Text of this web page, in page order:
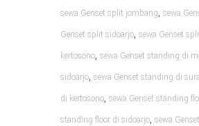
sewa Genset split jombang, sewa
Genset split sidoarjo, sewa Genset
kertosono, sewa Genset standing di
sidoarjo, sewa Genset standing di
di kertosono, sewa Genset standing
standing floor di sidoarjo, sewa